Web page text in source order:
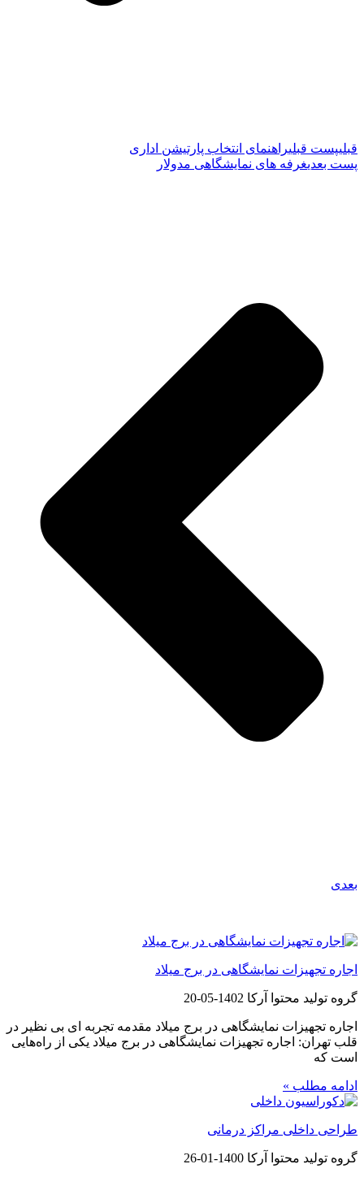
قبلیپست قبلیراهنمای انتخاب پارتیشن اداری
پست بعدیغرفه های نمایشگاهی مدولار
بعدی
اجاره تجهیزات نمایشگاهی در برج میلاد
گروه تولید محتوا آرکا 1402-05-20
اجاره تجهیزات نمایشگاهی در برج میلاد مقدمه تجربه ای بی نظیر در
قلب تهران: اجاره تجهیزات نمایشگاهی در برج میلاد یکی از راه‌هایی
است که
ادامه مطلب »
طراحی داخلی مراکز درمانی
گروه تولید محتوا آرکا 1400-01-26